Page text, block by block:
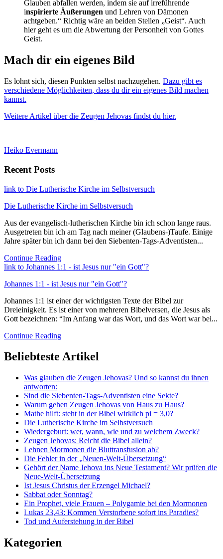
Glauben abfallen werden, indem sie auf irreführende
inspirierte Äußerungen und Lehren von Dämonen
achtgeben.“ Richtig wäre an beiden Stellen „Geist“. Auch
hier geht es um die Abwertung der Personheit von Gottes
Geist.
Mach dir ein eigenes Bild
Es lohnt sich, diesen Punkten selbst nachzugehen. Dazu gibt es
verschiedene Möglichkeiten, dass du dir ein eigenes Bild machen
kannst.
Weitere Artikel über die Zeugen Jehovas findst du hier.
Heiko Evermann
Recent Posts
link to Die Lutherische Kirche im Selbstversuch
Die Lutherische Kirche im Selbstversuch
Aus der evangelisch-lutherischen Kirche bin ich schon lange raus.
Ausgetreten bin ich am Tag nach meiner (Glaubens-)Taufe. Einige
Jahre später bin ich dann bei den Siebenten-Tags-Adventisten...
Continue Reading
link to Johannes 1:1 - ist Jesus nur "ein Gott"?
Johannes 1:1 - ist Jesus nur "ein Gott"?
Johannes 1:1 ist einer der wichtigsten Texte der Bibel zur
Dreieinigkeit. Es ist einer von mehreren Bibelversen, die Jesus als
Gott bezeichnen: “Im Anfang war das Wort, und das Wort war bei...
Continue Reading
Beliebteste Artikel
Was glauben die Zeugen Jehovas? Und so kannst du ihnen
antworten:
Sind die Siebenten-Tags-Adventisten eine Sekte?
Warum gehen Zeugen Jehovas von Haus zu Haus?
Mathe hilft: steht in der Bibel wirklich pi = 3,0?
Die Lutherische Kirche im Selbstversuch
Wiedergeburt: wer, wann, wie und zu welchem Zweck?
Zeugen Jehovas: Reicht die Bibel allein?
Lehnen Mormonen die Bluttransfusion ab?
Die Fehler in der „Neuen-Welt-Übersetzung“
Gehört der Name Jehova ins Neue Testament? Wir prüfen die
Neue-Welt-Übersetzung
Ist Jesus Christus der Erzengel Michael?
Sabbat oder Sonntag?
Ein Prophet, viele Frauen – Polygamie bei den Mormonen
Lukas 23,43: Kommen Verstorbene sofort ins Paradies?
Tod und Auferstehung in der Bibel
Kategorien